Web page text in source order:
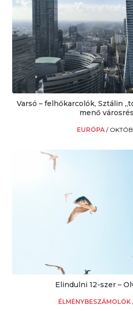
Varsó – felhőkarcolók, Sztálin
menő
EURÓPA /
Elindulni 12-szer –
ÉLMÉNYBESZÁMOLÓK